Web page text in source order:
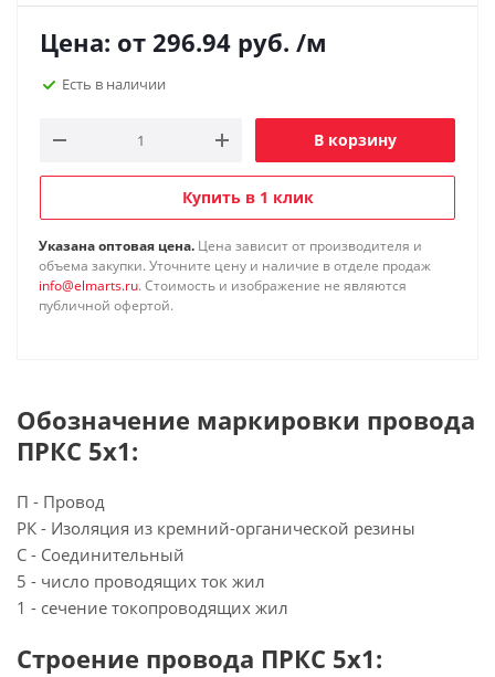
Цена: от 296.94 руб. /м
Есть в наличии
В корзину
Купить в 1 клик
Указана оптовая цена. Цена зависит от производителя и
объема закупки. Уточните цену и наличие в отделе продаж
info@elmarts.ru. Стоимость и изображение не являются
публичной офертой.
Обозначение маркировки провода
ПРКС 5х1:
П - Провод
РК - Изоляция из кремний-органической резины
С - Соединительный
5 - число проводящих ток жил
1 - сечение токопроводящих жил
Строение провода ПРКС 5х1: